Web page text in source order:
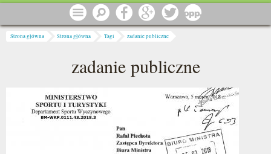
Przejdź do treści Menu Szukaj Facebook Google Twitter
Jesteś tutaj
Strona główna Strona główna Tagi zadanie publiczne
zadanie publiczne